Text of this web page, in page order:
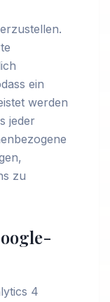
ein
werden
jeder
zu
4